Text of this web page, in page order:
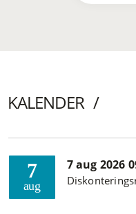
KALENDER
7
aug
7 aug 2026